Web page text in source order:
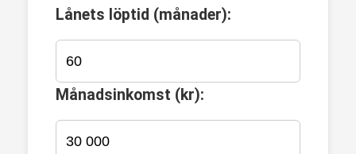
Lånets löptid (månader):
Månadsinkomst (kr):